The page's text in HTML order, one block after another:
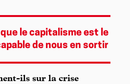
que le capitalisme est le
de nous en sortir
ils sur la crise